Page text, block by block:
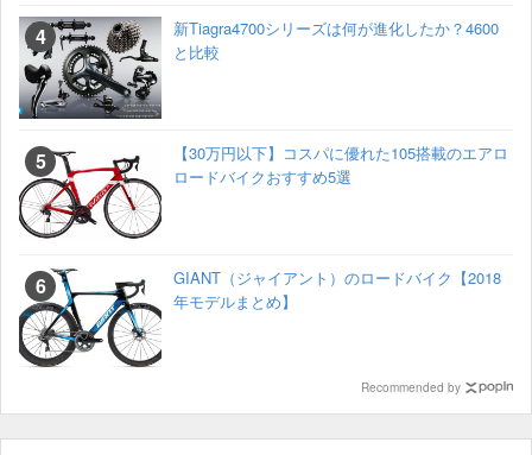
新Tiagra4700シリーズは何が進化したか？4600
と比較
【30万円以下】コスパに優れた105搭載のエアロ
ロードバイクおすすめ5選
GIANT（ジャイアント）のロードバイク【2018
年モデルまとめ】
Recommended by